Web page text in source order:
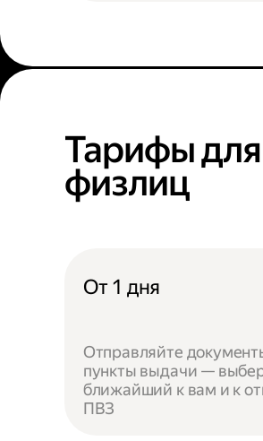
Тарифы для
физлиц
От 1 дня
Отправляйте
пункты выдачи —
ближайший к вам и к
ПВЗ